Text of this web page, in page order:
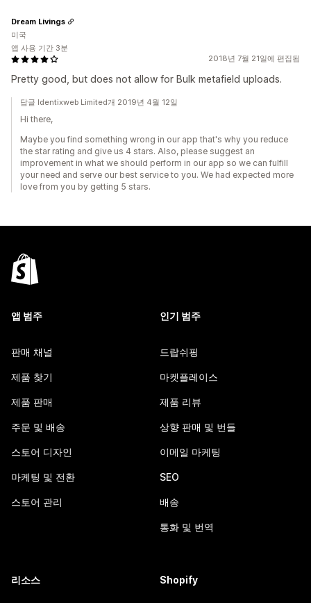
2018년 7월 21일에 편집됨
Pretty good, but does not allow for Bulk metafield uploads.
Dream Livings
미국
앱 사용 기간 3분
답글 Identixweb Limited개 2019년 4월 12일
Hi there,
Maybe you find something wrong in our app that's why you reduce
the star rating and give us 4 stars. Also, please suggest an
improvement in what we should perform in our app so we can fulfill
your need and serve our best service to you. We had expected more
love from you by getting 5 stars.
앱 범주
판매 채널
제품 찾기
제품 판매
주문 및 배송
스토어 디자인
마케팅 및 전환
스토어 관리
인기 범주
드랍쉬핑
마켓플레이스
제품 리뷰
상향 판매 및 번들
이메일 마케팅
SEO
배송
통화 및 번역
리소스 Shopify